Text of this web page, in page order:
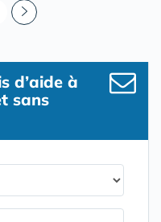
d’aide à
sans